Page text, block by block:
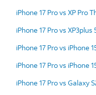
iPhone 17 Pro vs XP Pro
iPhone 17 Pro vs XP3plus
iPhone 17 Pro vs iPhone
iPhone 17 Pro vs iPhone
iPhone 17 Pro vs Galaxy